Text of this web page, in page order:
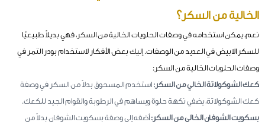
الخالية من السكر؟
نعم، يمكن استخدامه في وصفات الحلويات الخالية من السكر، فهي بديلاً طبيعيًا
للسكر الابيض في العديد من الوصفات. إليك بعض الأفكار لاستخدام بودر التمر في
وصفات الحلويات الخالية من السكر:
كعك الشوكولاتة الخالي من السكر: استخدم المسحوق بدلاً من السكر في وصفة
كعك الشوكولاتة، يضفي نكهة حلوة ويساهم في الرطوبة والقوام الجيد للكعك.
بسكويت الشوفان الخالي من السكر:أضفه إلى وصفة بسكويت الشوفان بدلاً من